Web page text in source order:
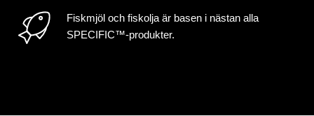
Fiskmjöl och fiskolja är basen i nästan alla
SPECIFIC™-produkter.